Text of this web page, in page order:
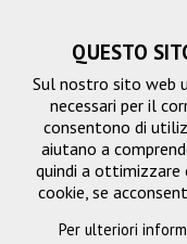
QUESTO
Sul nostro sito web
necessari per il
consentono di
aiutano a
quindi a ottimizzare
cookie, se
Per ulteriori